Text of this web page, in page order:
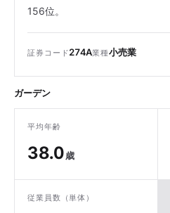
156位。
証券コード274A業種小売業
ガーデン
平均年齢
38.0歳
従業員数（単体）